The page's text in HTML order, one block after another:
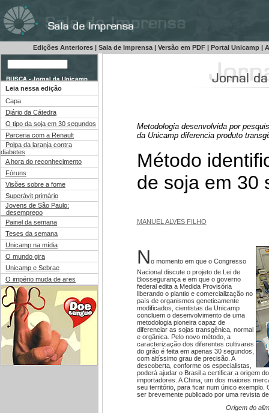
Edições Anteriores | Sala de Imprensa | Versão em PDF | Portal Unicamp |
Leia nessa edição
Capa
Diário da Cátedra
O tipo da soja em 30 segundos
Parceria com a Renault
Polpa da laranja contra
diabetes
A hora do reconhecimento
Fóruns
Visões sobre a fome
Superávit primário
Jovens de São Paulo:
desemprego
Painel da semana
Teses da semana
Unicamp na mídia
O mundo gira
Unicamp e Sebrae
O império muda de ares
Metodologia desenvolvida por
da Unicamp diferencia produto
Método
de soja em 30
MANUEL ALVES FILHO
No momento em que o Congresso
Nacional discute o projeto de Lei de
Biossegurança e em que o governo
federal edita a Medida Provisória
liberando o plantio e comercialização no
país de organismos geneticamente
modificados, cientistas da Unicamp
concluem o desenvolvimento de uma
metodologia pioneira capaz de
diferenciar as sojas transgênica, normal
e orgânica. Pelo novo método, a
caracterização dos diferentes cultivares
do grão é feita em apenas 30 segundos,
com altíssimo grau de precisão. A
descoberta, conforme os especialistas,
poderá ajudar o Brasil a certificar a origem
importadores. A China, um dos maiores
seu território, para ficar num único
ser brevemente publicado por uma revista
Origem do